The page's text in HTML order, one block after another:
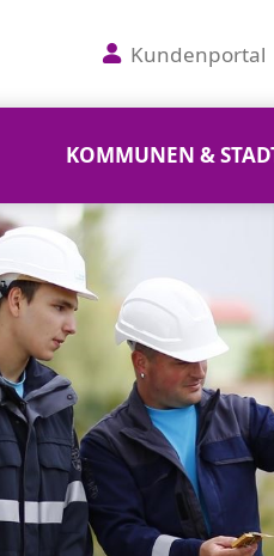
Kundenportal
KOMMUNEN &